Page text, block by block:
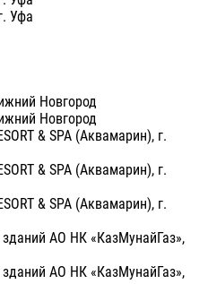
Уфа
Новгород
Новгород
& SPA (Аквамарин), г.
& SPA (Аквамарин), г.
& SPA (Аквамарин), г.
АО НК «КазМунайГаз»,
АО НК «КазМунайГаз»,